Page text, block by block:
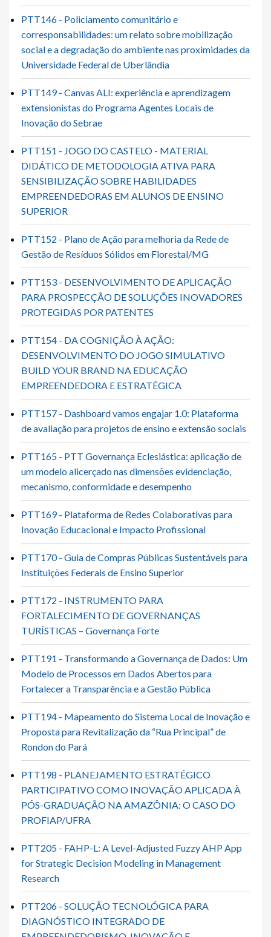
PTT146 - Policiamento comunitário e
corresponsabilidades: um relato sobre mobilização
social e a degradação do ambiente nas proximidades da
Universidade Federal de Uberlândia
PTT149 - Canvas ALI: experiência e aprendizagem
extensionistas do Programa Agentes Locais de
Inovação do Sebrae
PTT151 - JOGO DO CASTELO - MATERIAL
DIDÁTICO DE METODOLOGIA ATIVA PARA
SENSIBILIZAÇÃO SOBRE HABILIDADES
EMPREENDEDORAS EM ALUNOS DE ENSINO
SUPERIOR
PTT152 - Plano de Ação para melhoria da Rede de
Gestão de Resíduos Sólidos em Florestal/MG
PTT153 - DESENVOLVIMENTO DE APLICAÇÃO
PARA PROSPECÇÃO DE SOLUÇÕES INOVADORES
PROTEGIDAS POR PATENTES
PTT154 - DA COGNIÇÃO À AÇÃO:
DESENVOLVIMENTO DO JOGO SIMULATIVO
BUILD YOUR BRAND NA EDUCAÇÃO
EMPREENDEDORA E ESTRATÉGICA
PTT157 - Dashboard vamos engajar 1.0: Plataforma
de avaliação para projetos de ensino e extensão sociais
PTT165 - PTT Governança Eclesiástica: aplicação de
um modelo alicerçado nas dimensões evidenciação,
mecanismo, conformidade e desempenho
PTT169 - Plataforma de Redes Colaborativas para
Inovação Educacional e Impacto Profissional
PTT170 - Guia de Compras Públicas Sustentáveis para
Instituições Federais de Ensino Superior
PTT172 - INSTRUMENTO PARA
FORTALECIMENTO DE GOVERNANÇAS
TURÍSTICAS – Governança Forte
PTT191 - Transformando a Governança de Dados: Um
Modelo de Processos em Dados Abertos para
Fortalecer a Transparência e a Gestão Pública
PTT194 - Mapeamento do Sistema Local de Inovação e
Proposta para Revitalização da “Rua Principal” de
Rondon do Pará
PTT198 - PLANEJAMENTO ESTRATÉGICO
PARTICIPATIVO COMO INOVAÇÃO APLICADA À
PÓS-GRADUAÇÃO NA AMAZÔNIA: O CASO DO
PROFIAP/UFRA
PTT205 - FAHP-L: A Level-Adjusted Fuzzy AHP App
for Strategic Decision Modeling in Management
Research
PTT206 - SOLUÇÃO TECNOLÓGICA PARA
DIAGNÓSTICO INTEGRADO DE